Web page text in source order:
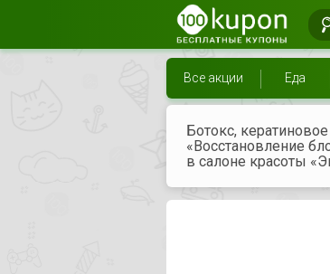
Все акции Еда
Ботокс,
«Восстановление
в салоне красоты